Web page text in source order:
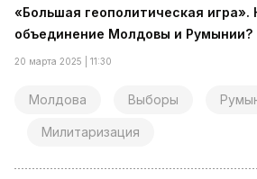
«Большая геополитическая игра».
объединение Молдовы и Румынии?
20 марта 2025 | 11:30
Молдова Выборы
Милитаризация